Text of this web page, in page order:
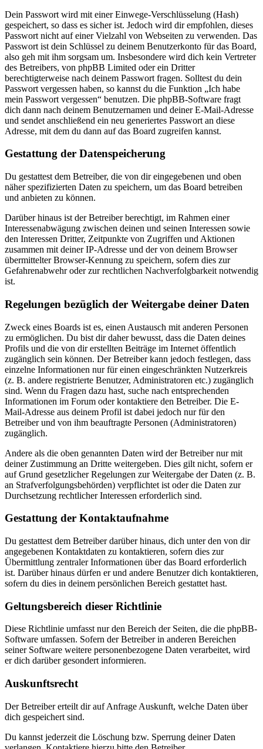
Dein Passwort wird mit einer Einwege-Verschlüsselung (Hash)
gespeichert, so dass es sicher ist. Jedoch wird dir empfohlen, dieses
Passwort nicht auf einer Vielzahl von Webseiten zu verwenden. Das
Passwort ist dein Schlüssel zu deinem Benutzerkonto für das Board,
also geh mit ihm sorgsam um. Insbesondere wird dich kein Vertreter
des Betreibers, von phpBB Limited oder ein Dritter
berechtigterweise nach deinem Passwort fragen. Solltest du dein
Passwort vergessen haben, so kannst du die Funktion „Ich habe
mein Passwort vergessen“ benutzen. Die phpBB-Software fragt
dich dann nach deinem Benutzernamen und deiner E-Mail-Adresse
und sendet anschließend ein neu generiertes Passwort an diese
Adresse, mit dem du dann auf das Board zugreifen kannst.
Gestattung der Datenspeicherung
Du gestattest dem Betreiber, die von dir eingegebenen und oben
näher spezifizierten Daten zu speichern, um das Board betreiben
und anbieten zu können.
Darüber hinaus ist der Betreiber berechtigt, im Rahmen einer
Interessenabwägung zwischen deinen und seinen Interessen sowie
den Interessen Dritter, Zeitpunkte von Zugriffen und Aktionen
zusammen mit deiner IP-Adresse und der von deinem Browser
übermittelter Browser-Kennung zu speichern, sofern dies zur
Gefahrenabwehr oder zur rechtlichen Nachverfolgbarkeit notwendig
ist.
Regelungen bezüglich der Weitergabe deiner Daten
Zweck eines Boards ist es, einen Austausch mit anderen Personen
zu ermöglichen. Du bist dir daher bewusst, dass die Daten deines
Profils und die von dir erstellten Beiträge im Internet öffentlich
zugänglich sein können. Der Betreiber kann jedoch festlegen, dass
einzelne Informationen nur für einen eingeschränkten Nutzerkreis
(z. B. andere registrierte Benutzer, Administratoren etc.) zugänglich
sind. Wenn du Fragen dazu hast, suche nach entsprechenden
Informationen im Forum oder kontaktiere den Betreiber. Die E-
Mail-Adresse aus deinem Profil ist dabei jedoch nur für den
Betreiber und von ihm beauftragte Personen (Administratoren)
zugänglich.
Andere als die oben genannten Daten wird der Betreiber nur mit
deiner Zustimmung an Dritte weitergeben. Dies gilt nicht, sofern er
auf Grund gesetzlicher Regelungen zur Weitergabe der Daten (z. B.
an Strafverfolgungsbehörden) verpflichtet ist oder die Daten zur
Durchsetzung rechtlicher Interessen erforderlich sind.
Gestattung der Kontaktaufnahme
Du gestattest dem Betreiber darüber hinaus, dich unter den von dir
angegebenen Kontaktdaten zu kontaktieren, sofern dies zur
Übermittlung zentraler Informationen über das Board erforderlich
ist. Darüber hinaus dürfen er und andere Benutzer dich kontaktieren,
sofern du dies in deinem persönlichen Bereich gestattet hast.
Geltungsbereich dieser Richtlinie
Diese Richtlinie umfasst nur den Bereich der Seiten, die die phpBB-
Software umfassen. Sofern der Betreiber in anderen Bereichen
seiner Software weitere personenbezogene Daten verarbeitet, wird
er dich darüber gesondert informieren.
Auskunftsrecht
Der Betreiber erteilt dir auf Anfrage Auskunft, welche Daten über
dich gespeichert sind.
Du kannst jederzeit die Löschung bzw. Sperrung deiner Daten